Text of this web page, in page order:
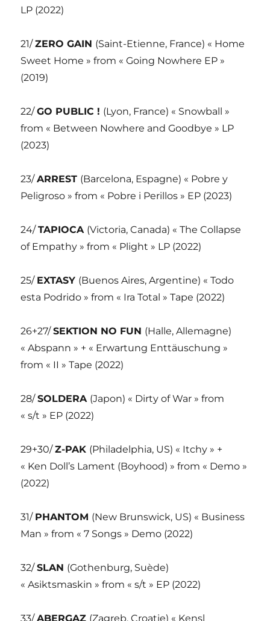
LP (2022)
21/ZERO GAIN (Saint-Etienne, France) « Home
Sweet Home » from « Going Nowhere EP »
(2019)
22/GO PUBLIC ! (Lyon, France) « Snowball »
from « Between Nowhere and Goodbye » LP
(2023)
23/ARREST (Barcelona, Espagne) « Pobre y
Peligroso » from « Pobre i Perillos » EP (2023)
24/TAPIOCA (Victoria, Canada) « The Collapse
of Empathy » from « Plight » LP (2022)
25/ EXTASY (Buenos Aires, Argentine) « Todo
esta Podrido » from « Ira Total » Tape (2022)
26+27/SEKTION NO FUN (Halle, Allemagne)
« Abspann » + « Erwartung Enttäuschung »
from « II » Tape (2022)
28/SOLDERA (Japon) « Dirty of War » from
« s/t » EP (2022)
29+30/Z-PAK (Philadelphia, US) « Itchy » +
« Ken Doll’s Lament (Boyhood) » from « Demo »
(2022)
31/ PHANTOM (New Brunswick, US) « Business
Man » from « 7 Songs » Demo (2022)
32/SLAN (Gothenburg, Suède)
« Asiktsmaskin » from « s/t » EP (2022)
33/ABERGAZ (Zagreb, Croatie) « Kensl